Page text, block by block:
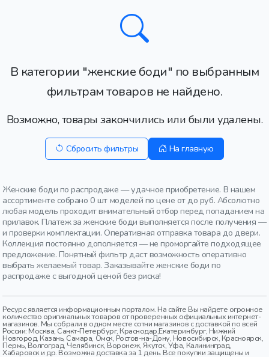
В категории "женские боди" по выбранным
фильтрам товаров не найдено.
Возможно, товары закончились или были удалены.
Сбросить фильтры На главную
Женские боди по распродаже — удачное приобретение. В нашем
ассортименте собрано 0 шт моделей по цене от до руб. Абсолютно
любая модель проходит внимательный отбор перед попаданием на
прилавок. Платеж за женские боди выполняется после получения —
и проверки комплектации. Оперативная отправка товара до двери.
Коллекция постоянно дополняется — не проморгайте подходящее
предложение. Понятный фильтр даст возможность оперативно
выбрать желаемый товар. Заказывайте женские боди по
распродаже с выгодной ценой без риска!
Ресурс является информационным порталом. На сайте Вы найдете огромное
количество оригинальных товаров от проверенных официальных интернет-
магазинов. Мы собрали в одном месте сотни магазинов с доставкой по всей
России: Москва, Санкт-Петербург, Краснодар,Екатеринбург, Нижний
Новгород, Казань, Самара, Омск, Ростов-на-Дону, Новосибирск, Красноярск,
Пермь, Волгоград, Челябинск, Воронеж, Якутск, Уфа, Калининград,
Хабаровск и др. Возможна доставка за 1 день. Все покупки защищены и